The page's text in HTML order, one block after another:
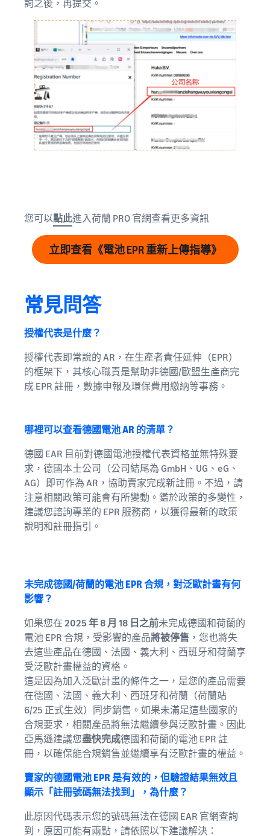
詢之後，再提交。
您可以點此進入荷蘭 PRO 官網查看更多資訊
立即查看《電池 EPR 重新上傳指導》
常見問答
授權代表是什麼？
授權代表即常說的 AR，在生產者責任延伸（EPR）
的框架下，其核心職責是幫助非德國/歐盟生產商完
成 EPR 註冊，數據申報及環保費用繳納等事務。
哪裡可以查看德國電池 AR 的清單？
德國 EAR 目前對德國電池授權代表資格並無特殊要
求，德國本土公司（公司結尾為 GmbH、UG、eG、
AG）即可作為 AR，協助賣家完成新註冊。不過，請
注意相關政策可能會有所變動。鑑於政策的多變性，
建議您諮詢專業的 EPR 服務商，以獲得最新的政策
說明和註冊指引。
未完成德國/荷蘭的電池 EPR 合規，對泛歐計畫有何
影響？
如果您在 2025 年 8 月 18 日之前未完成德國和荷蘭的
電池 EPR 合規，受影響的產品將被停售 ，您也將失
去這些產品在德國、法國、義大利、西班牙和荷蘭享
受泛歐計畫權益的資格。
這是因為加入泛歐計畫的條件之一，是您的產品需要
在德國、法國、義大利、西班牙和荷蘭（荷蘭站
6/25 正式生效）同步銷售。如果未滿足這些國家的
合規要求，相關產品將無法繼續參與泛歐計畫。因此
亞馬遜建議您盡快完成德國和荷蘭的電池 EPR 註
冊，以確保能合規銷售並繼續享有泛歐計畫的權益。
賣家的德國電池 EPR 是有效的，但驗證結果無效且
顯示「註冊號碼無法找到」，為什麼？
此原因代碼表示您的號碼無法在德國 EAR 官網查詢
到，原因可能有兩點，請依照以下建議解決：